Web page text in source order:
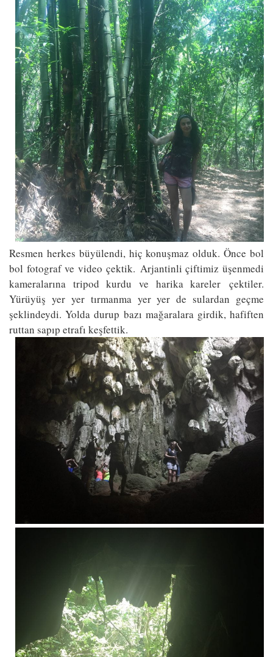
Resmen herkes büyülendi, hiç konuşmaz olduk. Önce bol
bol fotograf ve video çektik. Arjantinli çiftimiz üşenmedi
kameralarına tripod kurdu ve harika kareler çektiler.
Yürüyüş yer yer tırmanma yer yer de sulardan geçme
şeklindeydi. Yolda durup bazı mağaralara girdik, hafiften
ruttan sapıp etrafı keşfettik.